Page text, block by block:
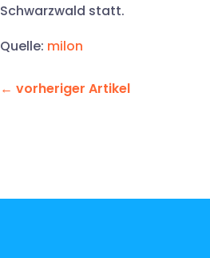
Schwarzwald statt.
Quelle: milon
← vorheriger Artikel